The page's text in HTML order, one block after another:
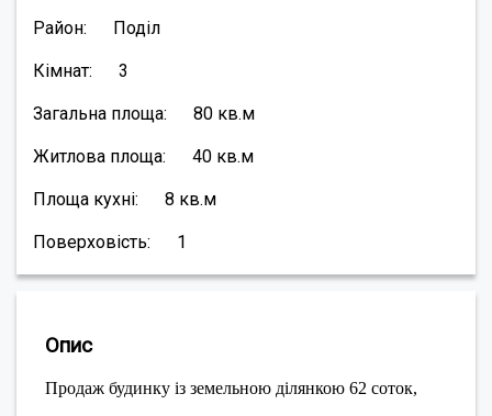
Район: Поділ
Кімнат: 3
Загальна площа: 80 кв.м
Житлова площа: 40 кв.м
Площа кухні: 8 кв.м
Поверховість: 1
Опис
Продаж будинку із земельною ділянкою 62 соток,